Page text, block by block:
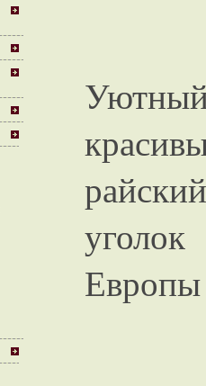
райский
уголок